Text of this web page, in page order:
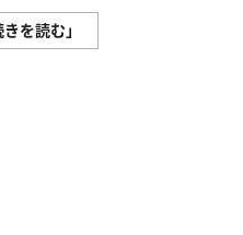
きを読む」
ラ